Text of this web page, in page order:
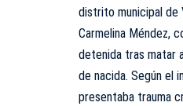
distrito municipal de
Carmelina Méndez,
detenida tras matar
de nacida. Según el
presentaba trauma